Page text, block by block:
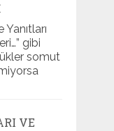
gibi
somut
VE